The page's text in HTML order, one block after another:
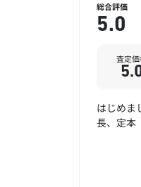
総合評価
5.0
査定
はじめま
長、定本